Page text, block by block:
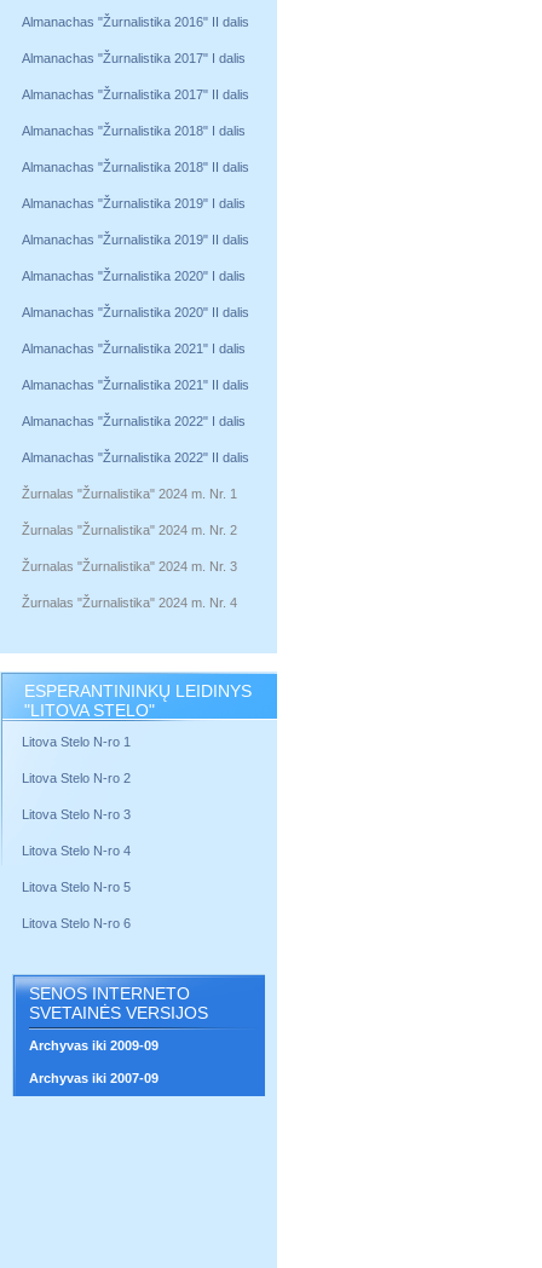
Almanachas "Žurnalistika 2016" II dalis
Almanachas "Žurnalistika 2017" I dalis
Almanachas "Žurnalistika 2017" II dalis
Almanachas "Žurnalistika 2018" I dalis
Almanachas "Žurnalistika 2018" II dalis
Almanachas "Žurnalistika 2019" I dalis
Almanachas "Žurnalistika 2019" II dalis
Almanachas "Žurnalistika 2020" I dalis
Almanachas "Žurnalistika 2020" II dalis
Almanachas "Žurnalistika 2021" I dalis
Almanachas "Žurnalistika 2021" II dalis
Almanachas "Žurnalistika 2022" I dalis
Almanachas "Žurnalistika 2022" II dalis
Žurnalas "Žurnalistika" 2024 m. Nr. 1
Žurnalas "Žurnalistika" 2024 m. Nr. 2
Žurnalas "Žurnalistika" 2024 m. Nr. 3
Žurnalas "Žurnalistika" 2024 m. Nr. 4
ESPERANTININKŲ LEIDINYS
"LITOVA STELO"
Litova Stelo N-ro 1
Litova Stelo N-ro 2
Litova Stelo N-ro 3
Litova Stelo N-ro 4
Litova Stelo N-ro 5
Litova Stelo N-ro 6
SENOS INTERNETO
SVETAINĖS VERSIJOS
Archyvas iki 2009-09
Archyvas iki 2007-09